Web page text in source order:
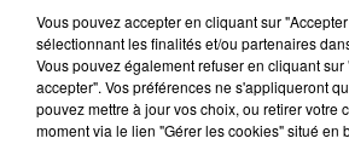
Leclerc, auteur duPetit livre de
entrepreneur(First), fait le point
conseils.
Vous pouvez accepter en cliquant sur
sélectionnant les finalités et/ou partenaires
Vous pouvez également refuser en cliquant
accepter". Vos préférences ne s'appliqueront
pouvez mettre à jour vos choix, ou retirer votre
moment via le lien "Gérer les cookies" situé en